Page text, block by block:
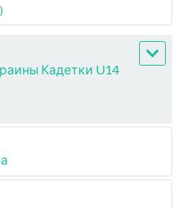
Кадетки U14